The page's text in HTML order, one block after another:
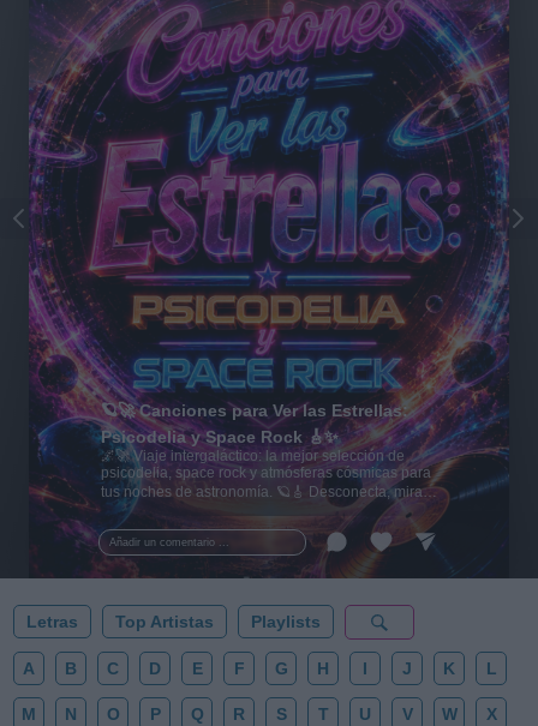
Añadir un comentario ...
🪐🚀 Canciones para Ver las Estrellas:
Psicodelia y Space Rock 🎸✨
🌌🚀 Viaje intergaláctico: la mejor selección de
psicodelia, space rock y atmósferas cósmicas para
tus noches de astronomía. 🪐🎸 Desconecta, mira
al firmamento y siente la gravedad cero. 💾 ¡Guarda
esta colección para tu próxima noche estrellada!
✨⭐
Letras Top Artistas Playlists
A B C D E F G H I J K L
M N O P Q R S T U V W X